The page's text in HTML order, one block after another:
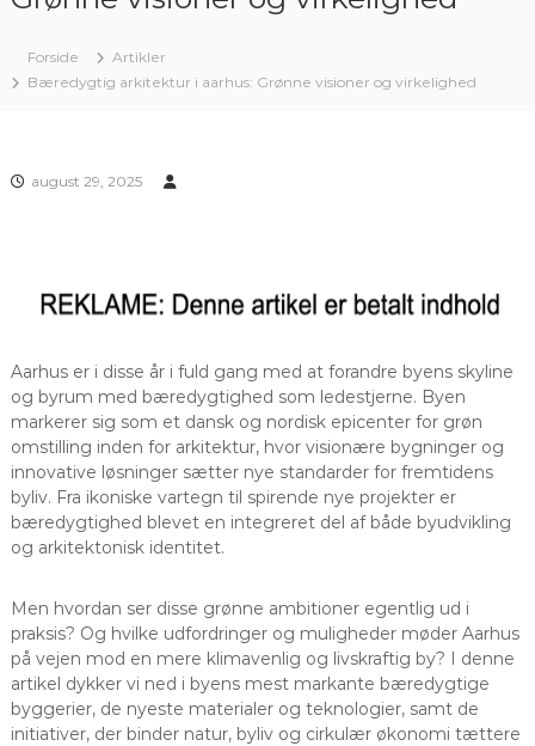
Forside
Artikler
Bæredygtig arkitektur i aarhus: Grønne visioner og virkelighed
august 29, 2025
Aarhus er i disse år i fuld gang med at forandre byens skyline
og byrum med bæredygtighed som ledestjerne. Byen
markerer sig som et dansk og nordisk epicenter for grøn
omstilling inden for arkitektur, hvor visionære bygninger og
innovative løsninger sætter nye standarder for fremtidens
byliv. Fra ikoniske vartegn til spirende nye projekter er
bæredygtighed blevet en integreret del af både byudvikling
og arkitektonisk identitet.
Men hvordan ser disse grønne ambitioner egentlig ud i
praksis? Og hvilke udfordringer og muligheder møder Aarhus
på vejen mod en mere klimavenlig og livskraftig by? I denne
artikel dykker vi ned i byens mest markante bæredygtige
byggerier, de nyeste materialer og teknologier, samt de
initiativer, der binder natur, byliv og cirkulær økonomi tættere